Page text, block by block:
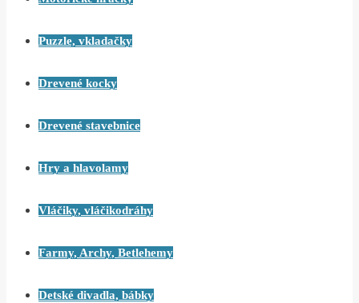
Puzzle, vkladačky
Drevené kocky
Drevené stavebnice
Hry a hlavolamy
Vláčiky, vláčikodráhy
Farmy, Archy, Betlehemy
Detské divadla, bábky